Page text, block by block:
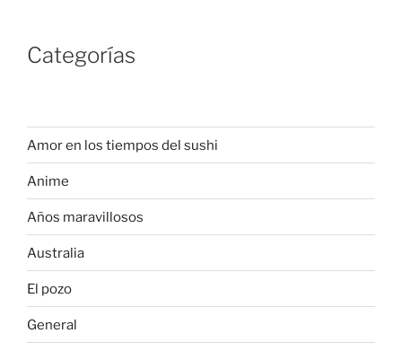
Categorías
Amor en los tiempos del sushi
Anime
Años maravillosos
Australia
El pozo
General